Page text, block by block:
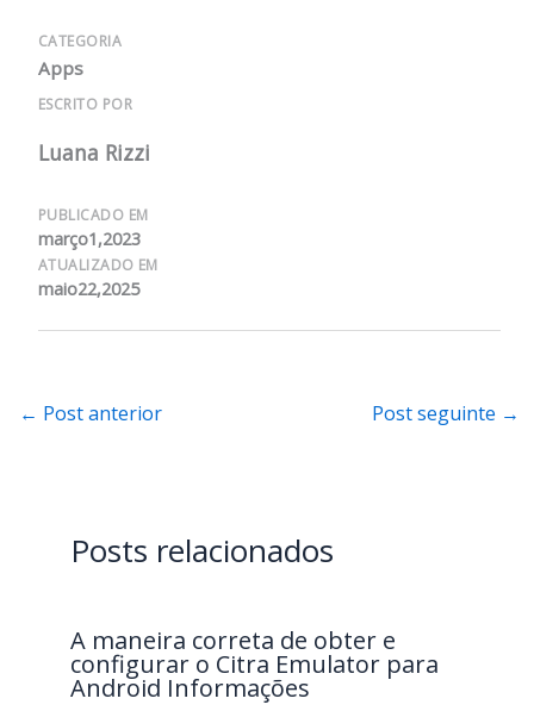
CATEGORIA
Apps
ESCRITO POR
Luana Rizzi
PUBLICADO EM
março1,2023
ATUALIZADO EM
maio22,2025
← Post anterior Post seguinte →
Posts relacionados
A maneira correta de obter e
configurar o Citra Emulator para
Android Informações